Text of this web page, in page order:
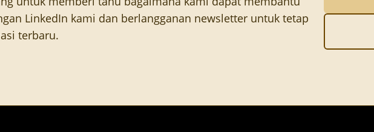
LinkedIn kami dan berlangganan newsletter untuk tetap
terbaru.